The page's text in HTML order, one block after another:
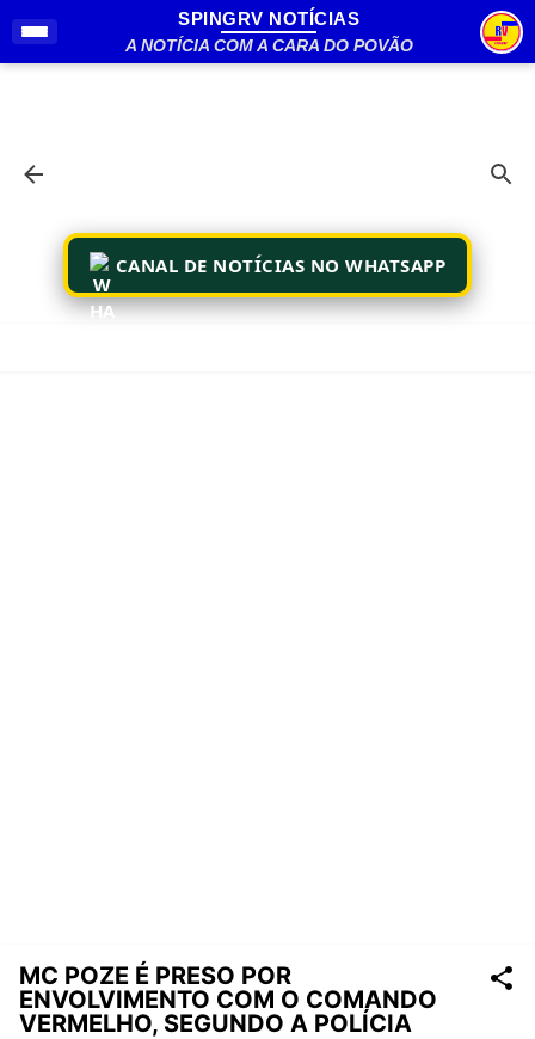
Pular para o conteúdo principal
SPINGRV NOTÍCIAS
A NOTÍCIA COM A CARA DO POVÃO
CANAL DE NOTÍCIAS NO WHATSAPP
MC POZE É PRESO POR
ENVOLVIMENTO COM O COMANDO
VERMELHO, SEGUNDO A POLÍCIA